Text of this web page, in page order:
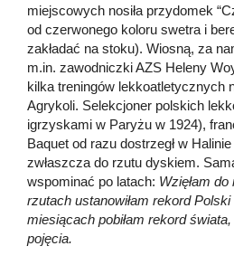
miejscowych nosiła przydomek
od czerwonego koloru swetra i
zakładać na stoku). Wiosną, za
m.in. zawodniczki AZS Heleny
kilka treningów lekkoatletycznych
Agrykoli. Selekcjoner polskich
igrzyskami w Paryżu w 1924),
Baquet od razu dostrzegł w
zwłaszcza do rzutu dyskiem.
wspominać po latach: Wzięłam
rzutach ustanowiłam rekord
miesiącach pobiłam rekord
pojęcia.